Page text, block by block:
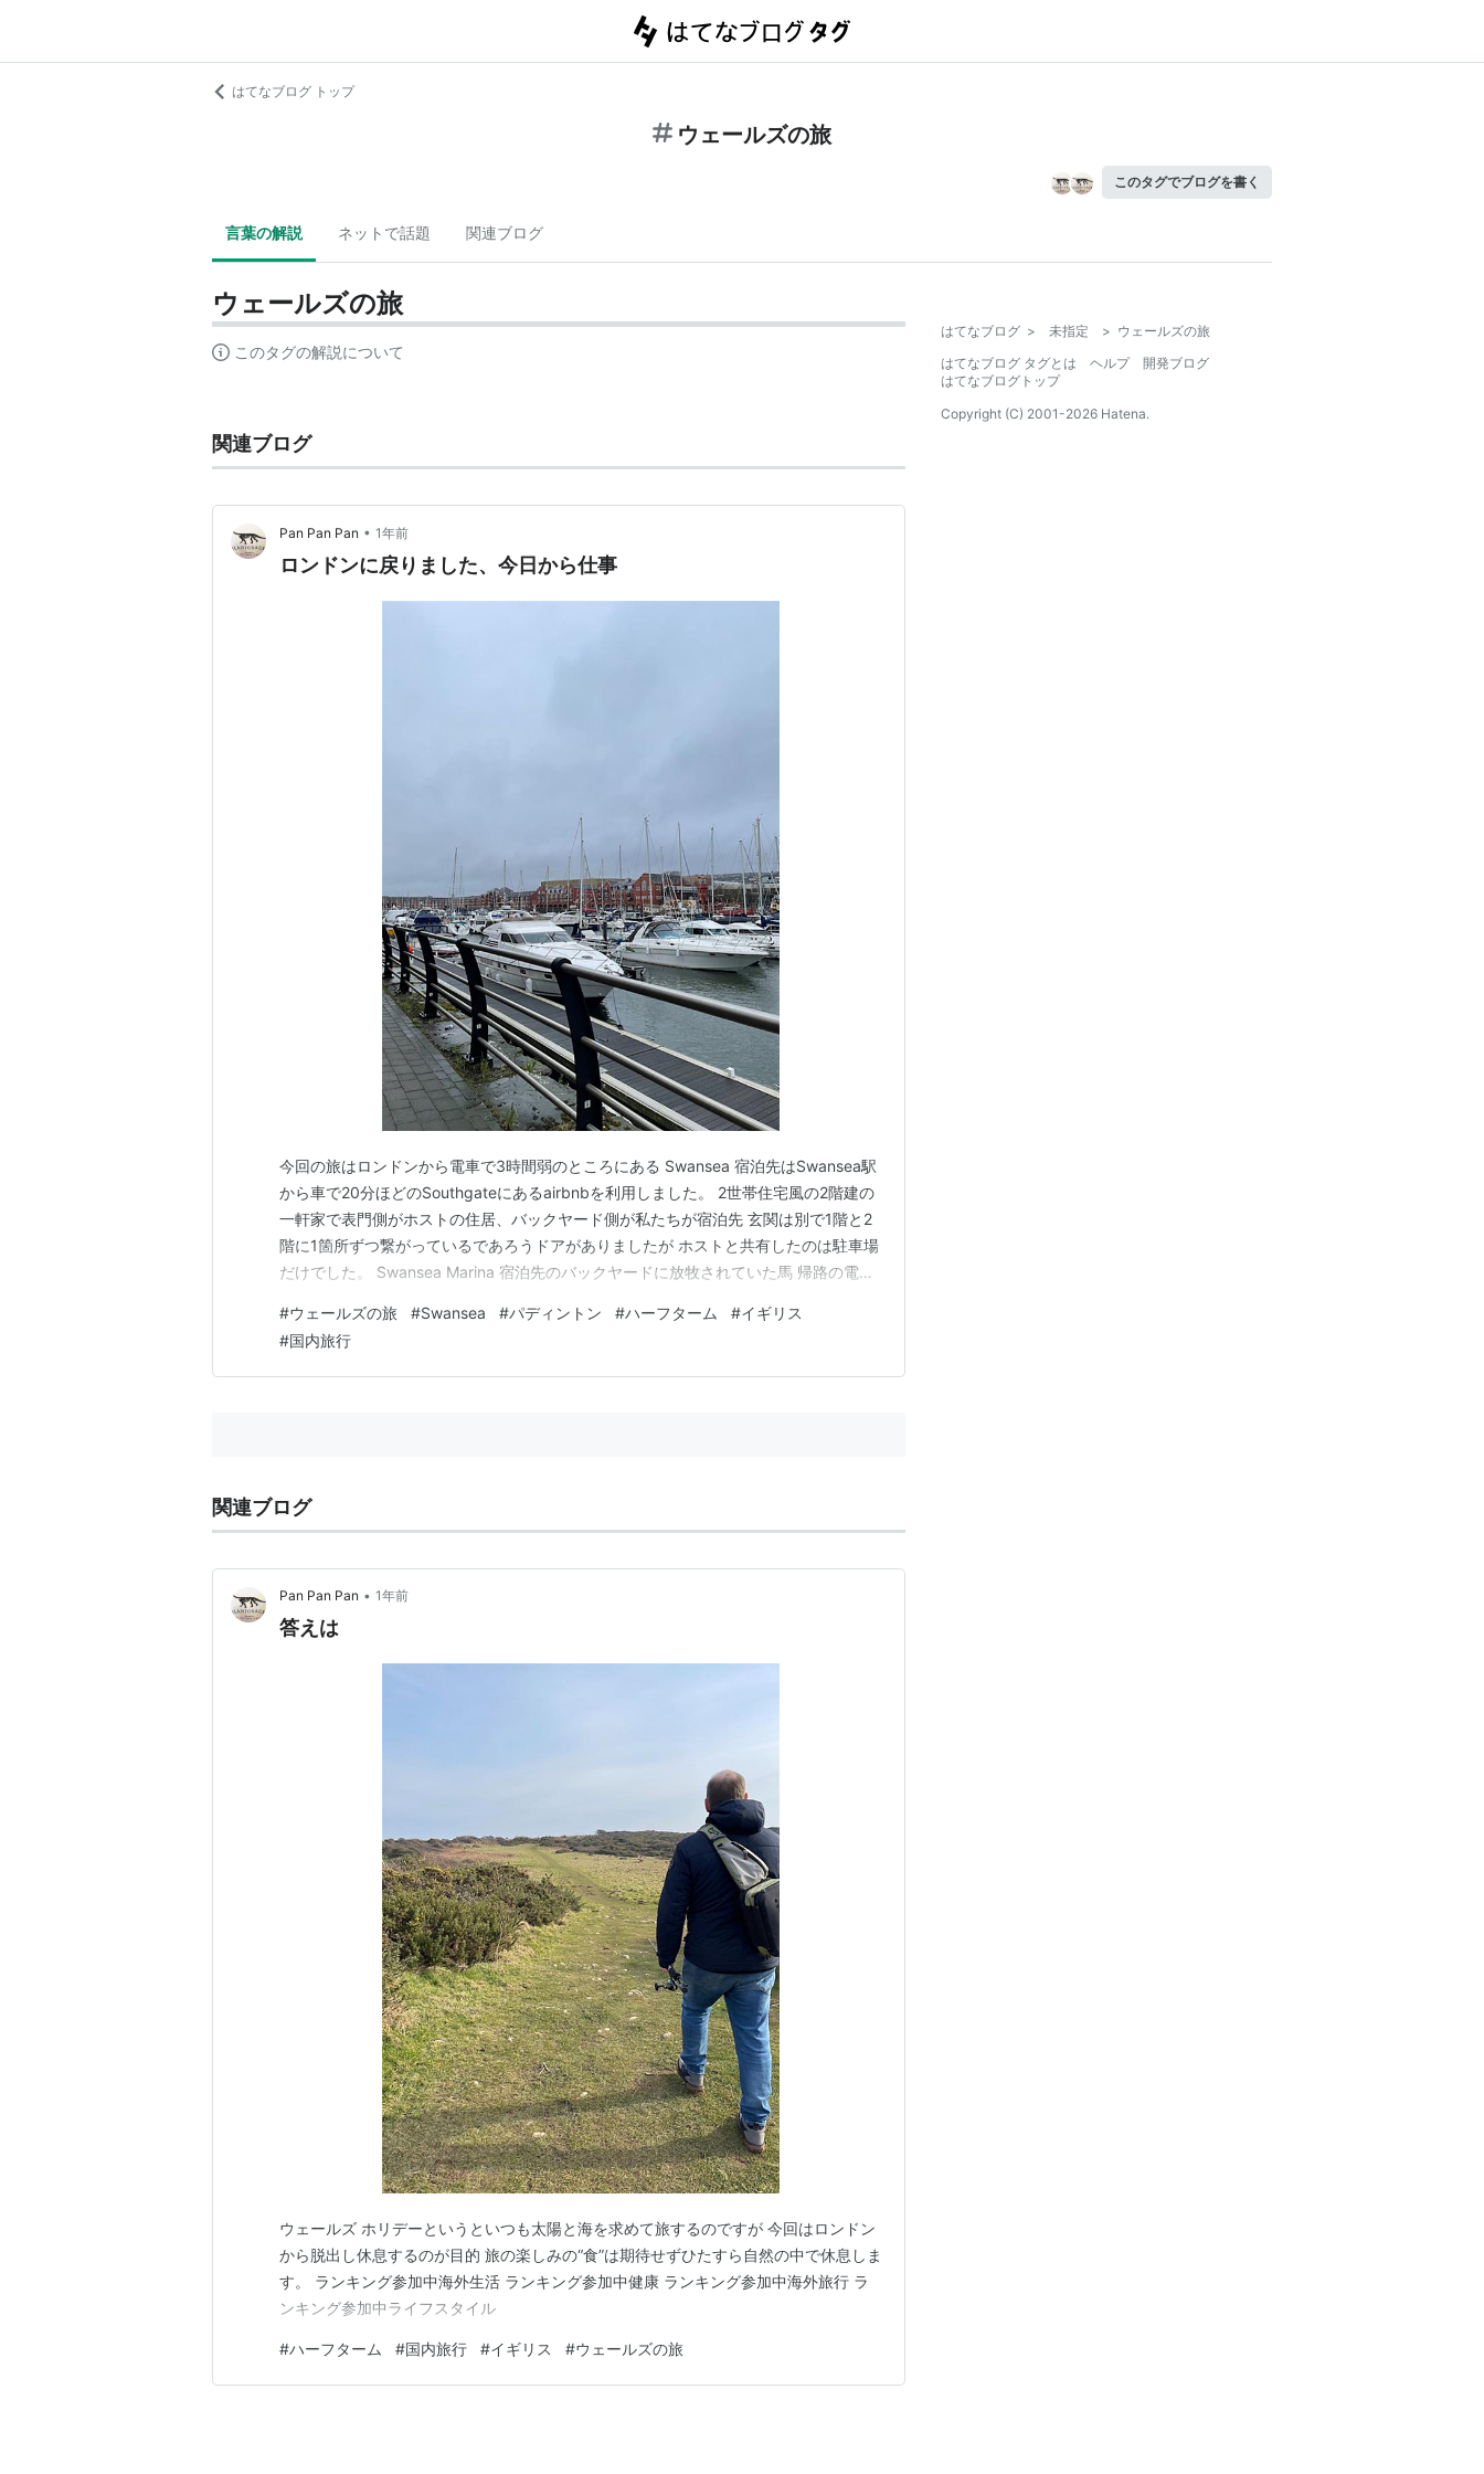
はてなブログ トップ
ウェールズの旅
このタグでブログを書く
言葉の解説 ネットで話題 関連ブログ
ウェールズの旅
このタグの解説について
関連ブログ
Pan Pan Pan • 1年前
ロンドンに戻りました、今日から仕事
今回の旅はロンドンから電車で3時間弱のところにある Swansea 宿泊先はSwansea駅
から車で20分ほどのSouthgateにあるairbnbを利用しました。 2世帯住宅風の2階建の
一軒家で表門側がホストの住居、バックヤード側が私たちが宿泊先 玄関は別で1階と2
階に1箇所ずつ繋がっているであろうドアがありましたが ホストと共有したのは駐車場
だけでした。 Swansea Marina 宿泊先のバックヤードに放牧されていた馬 帰路の電車
来ました。 ランキング参加中海外生活 ランキング参加中健康 ランキング参加中…
#ウェールズの旅 #Swansea #パディントン #ハーフターム #イギリス
#国内旅行
関連ブログ
Pan Pan Pan • 1年前
答えは
ウェールズ ホリデーというといつも太陽と海を求めて旅するのですが 今回はロンドン
から脱出し休息するのが目的 旅の楽しみの“食”は期待せずひたすら自然の中で休息しま
す。 ランキング参加中海外生活 ランキング参加中健康 ランキング参加中海外旅行 ラ
ンキング参加中ライフスタイル
#ハーフターム #国内旅行 #イギリス #ウェールズの旅
はてなブログ > 未指定 > ウェールズの旅
はてなブログ タグとは
ヘルプ
開発ブログ
はてなブログトップ
Copyright (C) 2001-2026 Hatena.